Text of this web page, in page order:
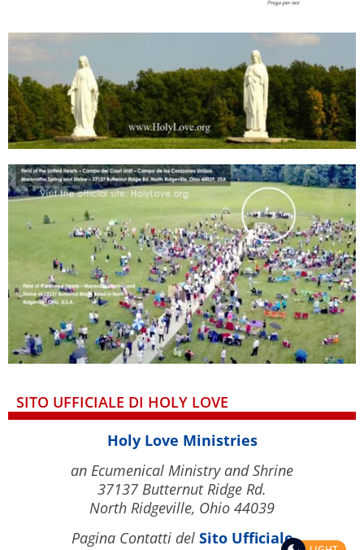
SITO UFFICIALE DI HOLY LOVE
Holy Love Ministries
an Ecumenical Ministry and Shrine
37137 Butternut Ridge Rd.
North Ridgeville, Ohio 44039
Pagina Contatti del Sito Ufficiale